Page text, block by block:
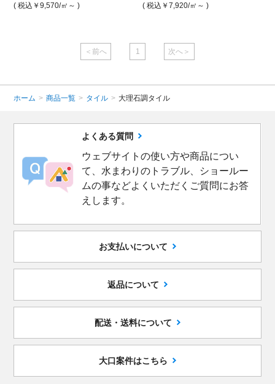
( 税込￥9,570/㎡～ ) ( 税込￥9,570/㎡ )
( 税込￥11,330/㎡ ) ( 税込￥7,920/㎡～ )
＜前へ 1 次へ＞
ホーム > 商品一覧 > タイル > 大理石調タイル
よくある質問
ウェブサイトの使い方や商品につい
て、水まわりのトラブル、ショールー
ムの事などよくいただくご質問にお答
えします。
お支払いについて
返品について
配送・送料について
大口案件はこちら